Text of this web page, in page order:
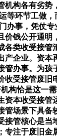
机构各有劣势
环节工做，
办事，凭仗
钱公开通明
类收受接管
产企业。资本
办事。为孩
收受接管废旧
构恰是这一
资本收受接管
场景下具备
接管核心是当
专注于废旧金